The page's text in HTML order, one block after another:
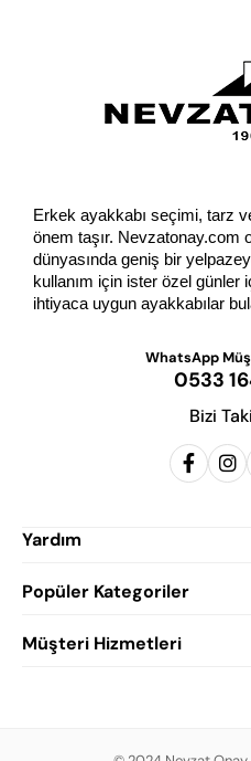
Erkek ayakkabı seçimi, tarz
önem taşır. Nevzatonay.com
dünyasında geniş bir
kullanım için ister özel günler
ihtiyaca uygun ayakkabılar
WhatsApp
0533
Bizi
Yardım
Popüler Kategoriler
Erkek
Erkek
Müşteri Hizmetleri